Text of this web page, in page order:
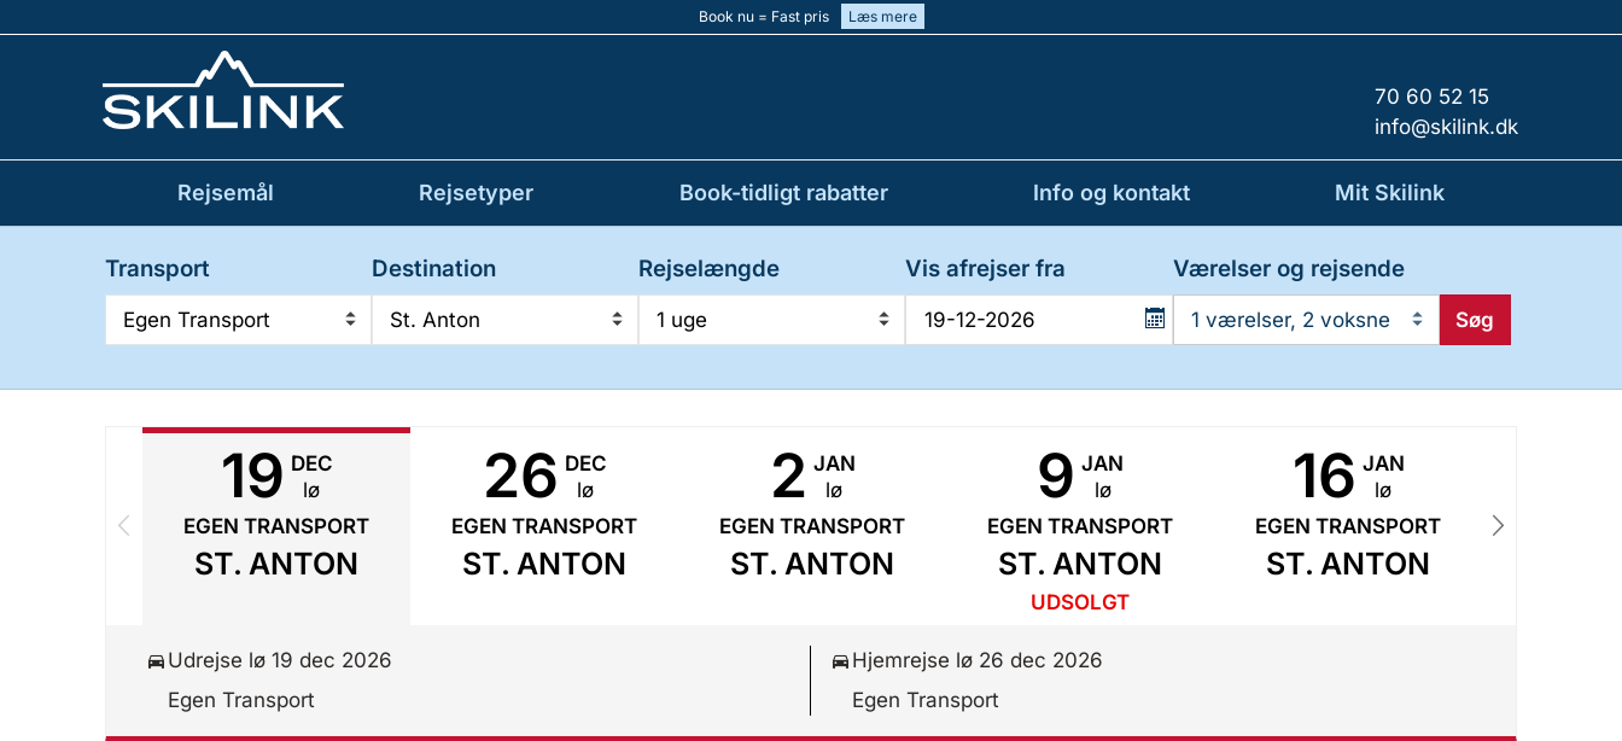
Book nu = Fast pris Læs mere
70 60 52 15
info@skilink.dk
Rejsemål Rejsetyper Book-tidligt rabatter Info og kontakt Mit Skilink
Transport
Egen Transport
Destination
St. Anton
Rejselængde
1 uge
Vis afrejser fra Værelser og rejsende
1 værelser, 2 voksne Søg
19 DEC
lø
EGEN TRANSPORT
ST. ANTON
26 DEC
lø
EGEN TRANSPORT
ST. ANTON
2 JAN
lø
EGEN TRANSPORT
ST. ANTON
9 JAN
lø
EGEN TRANSPORT
ST. ANTON
UDSOLGT
16 JAN
lø
EGEN TRANSPORT
ST. ANTON
Udrejse lø 19 dec 2026
Egen Transport
Hjemrejse lø 26 dec 2026
Egen Transport